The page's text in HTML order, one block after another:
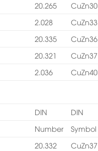
20.265
CuZn30
2.028
CuZn33
20.335
CuZn36
20.321
CuZn37
2.036 CuZn40
DIN
DIN
Number
Symbol
20.332